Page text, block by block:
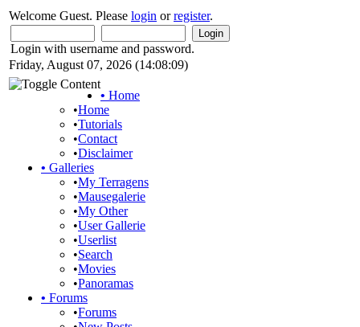
Welcome Guest. Please login orregister.
Login with username and password.
Friday, August 07, 2026 (14:08:09)
• Home
•Home
•Tutorials
•Contact
•Disclaimer
• Galleries
•My Terragens
•Mausegalerie
•My Other
•User Gallerie
•Userlist
•Search
•Movies
•Panoramas
• Forums
•Forums